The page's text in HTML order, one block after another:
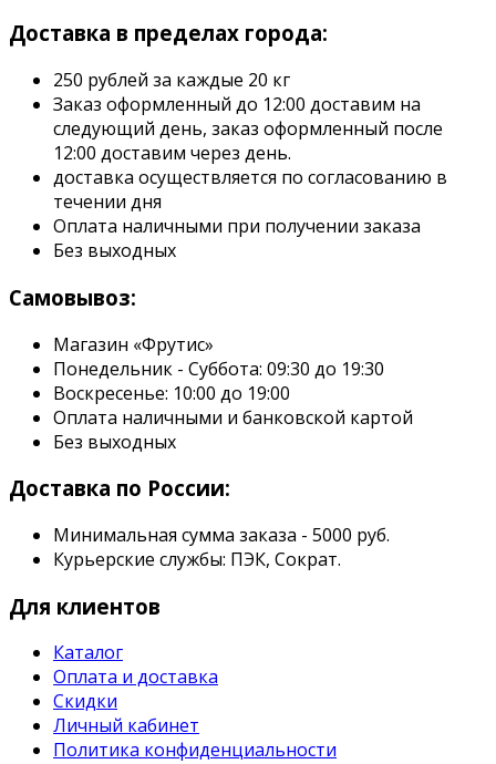
Доставка в пределах города:
250 рублей за каждые 20 кг
Заказ оформленный до 12:00 доставим на
следующий день, заказ оформленный после
12:00 доставим через день.
доставка осуществляется по согласованию в
течении дня
Оплата наличными при получении заказа
Без выходных
Самовывоз:
Магазин «Фрутис»
Понедельник - Суббота: 09:30 до 19:30
Воскресенье: 10:00 до 19:00
Оплата наличными и банковской картой
Без выходных
Доставка по России:
Минимальная сумма заказа - 5000 руб.
Курьерские службы: ПЭК, Сократ.
Для клиентов
Каталог
Оплата и доставка
Скидки
Личный кабинет
Политика конфиденциальности